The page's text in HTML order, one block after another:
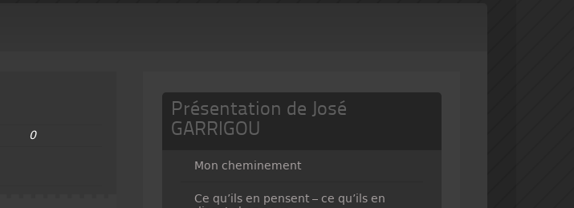
0
Présentation de José
GARRIGOU
Mon cheminement
Ce qu’ils en pensent – ce qu’ils en